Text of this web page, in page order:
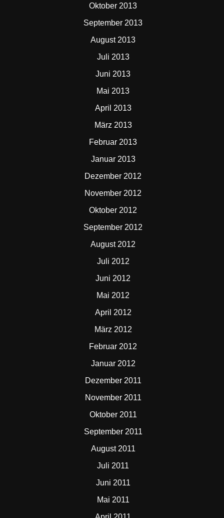
Oktober 2013
September 2013
August 2013
Juli 2013
Juni 2013
Mai 2013
April 2013
März 2013
Februar 2013
Januar 2013
Dezember 2012
November 2012
Oktober 2012
September 2012
August 2012
Juli 2012
Juni 2012
Mai 2012
April 2012
März 2012
Februar 2012
Januar 2012
Dezember 2011
November 2011
Oktober 2011
September 2011
August 2011
Juli 2011
Juni 2011
Mai 2011